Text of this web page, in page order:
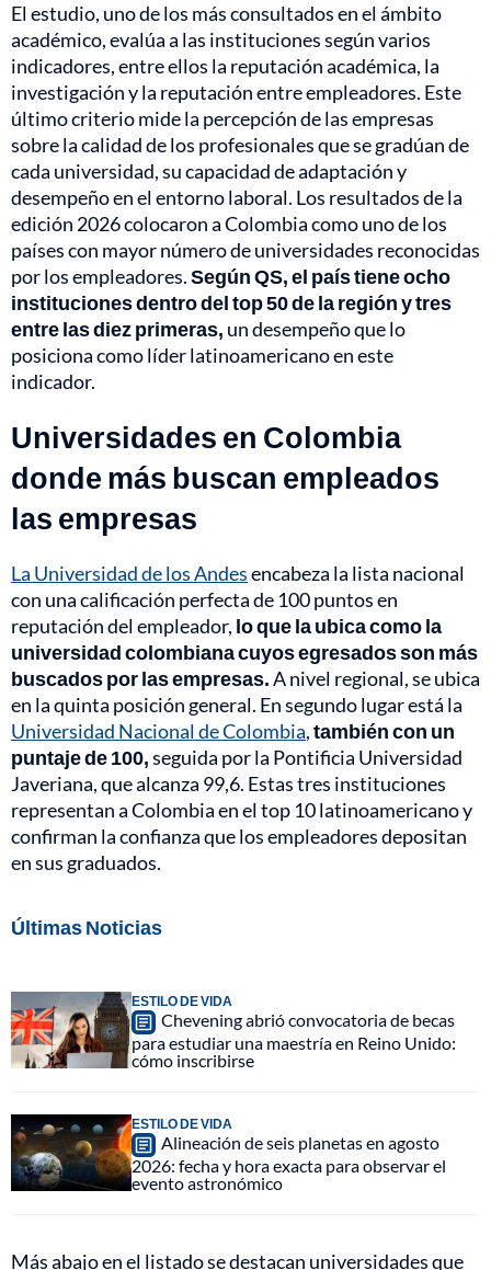
El estudio, uno de los más consultados en el ámbito
académico, evalúa a las instituciones según varios
indicadores, entre ellos la reputación académica, la
investigación y la reputación entre empleadores. Este
último criterio mide la percepción de las empresas
sobre la calidad de los profesionales que se gradúan de
cada universidad, su capacidad de adaptación y
desempeño en el entorno laboral. Los resultados de la
edición 2026 colocaron a Colombia como uno de los
países con mayor número de universidades reconocidas
por los empleadores.Según QS, el país tiene ocho
instituciones dentro del top 50 de la región y tres
entre las diez primeras, un desempeño que lo
posiciona como líder latinoamericano en este
indicador.
Universidades en Colombia
donde más buscan empleados
las empresas
La Universidad de los Andesencabeza la lista nacional
con una calificación perfecta de 100 puntos en
reputación del empleador, lo que la ubica como la
universidad colombiana cuyos egresados son más
buscados por las empresas.A nivel regional, se ubica
en la quinta posición general. En segundo lugar está la
Universidad Nacional de Colombia,también con un
puntaje de 100,seguida por la Pontificia Universidad
Javeriana, que alcanza 99,6. Estas tres instituciones
representan a Colombia en el top 10 latinoamericano y
confirman la confianza que los empleadores depositan
en sus graduados.
Últimas Noticias
ESTILO DE VIDA
Chevening abrió convocatoria de becas
para estudiar una maestría en Reino Unido:
cómo inscribirse
ESTILO DE VIDA
Alineación de seis planetas en agosto
2026: fecha y hora exacta para observar el
evento astronómico
Más abajo en el listado se destacan universidades que